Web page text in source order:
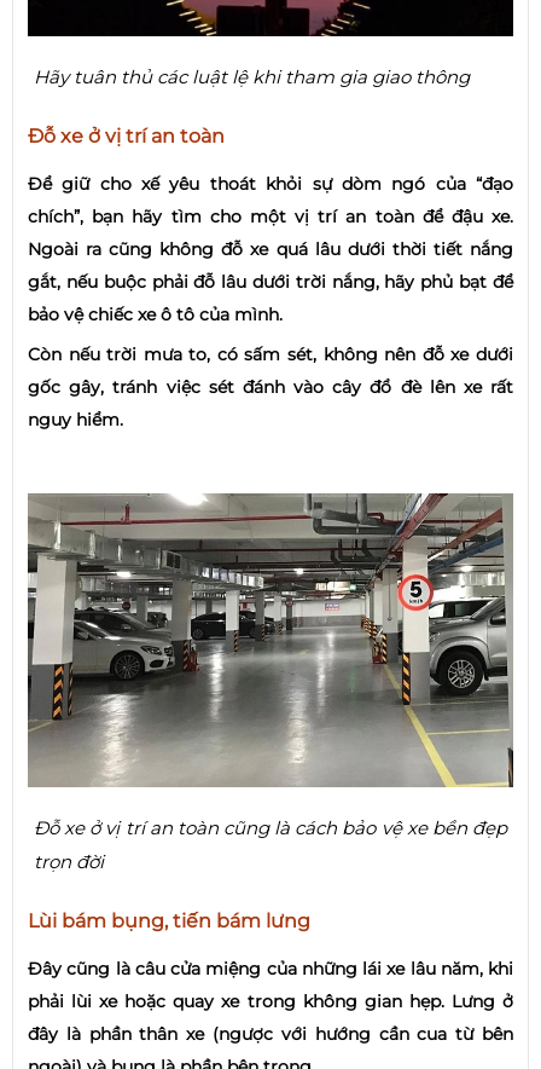
Hãy tuân thủ các luật lệ khi tham gia giao thông
Đỗ xe ở vị trí an toàn
Để giữ cho xế yêu thoát khỏi sự dòm ngó của “đạo
chích”, bạn hãy tìm cho một vị trí an toàn để đậu xe.
Ngoài ra cũng không đỗ xe quá lâu dưới thời tiết nắng
gắt, nếu buộc phải đỗ lâu dưới trời nắng, hãy phủ bạt để
bảo vệ chiếc xe ô tô của mình.
Còn nếu trời mưa to, có sấm sét, không nên đỗ xe dưới
gốc gây, tránh việc sét đánh vào cây đổ đè lên xe rất
nguy hiểm.
Đỗ xe ở vị trí an toàn cũng là cách bảo vệ xe bền đẹp
trọn đời
Lùi bám bụng, tiến bám lưng
Đây cũng là câu cửa miệng của những lái xe lâu năm, khi
phải lùi xe hoặc quay xe trong không gian hẹp. Lưng ở
đây là phần thân xe (ngược với hướng cần cua từ bên